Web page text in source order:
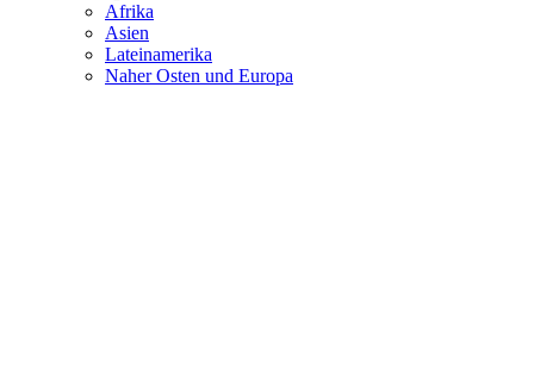
Afrika
Asien
Lateinamerika
Naher Osten und Europa